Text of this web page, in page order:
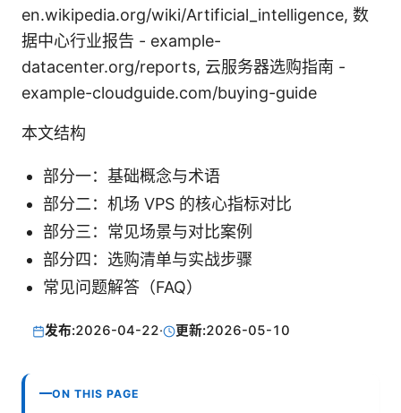
en.wikipedia.org/wiki/Artificial_intelligence, 数
据中心行业报告 - example-
datacenter.org/reports, 云服务器选购指南 -
example-cloudguide.com/buying-guide
本文结构
部分一：基础概念与术语
部分二：机场 VPS 的核心指标对比
部分三：常见场景与对比案例
部分四：选购清单与实战步骤
常见问题解答（FAQ）
发布:2026-04-22· 更新:2026-05-10
ON THIS PAGE